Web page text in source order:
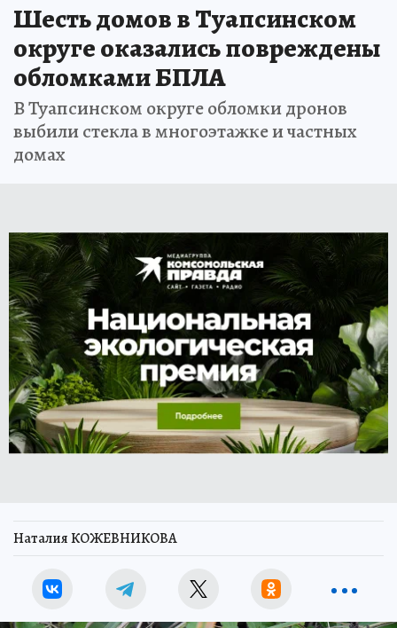
Шесть домов в Туапсинском
округе оказались повреждены
обломками БПЛА
В Туапсинском округе обломки дронов
выбили стекла в многоэтажке и частных
домах
Наталия КОЖЕВНИКОВА